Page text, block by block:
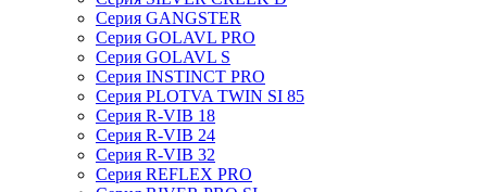
Серия GANGSTER
Серия GOLAVL PRO
Серия GOLAVL S
Серия INSTINCT PRO
Серия PLOTVA TWIN SI 85
Серия R-VIB 18
Серия R-VIB 24
Серия R-VIB 32
Серия REFLEX PRO